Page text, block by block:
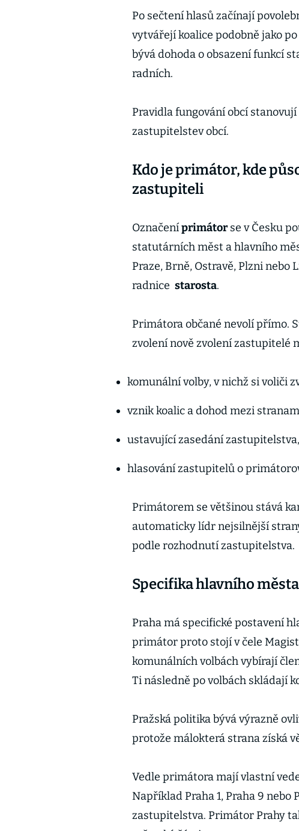
Po sečtení hlasů začínají
vytvářejí koalice podobně jako po
bývá dohoda o obsazení funkcí
radních.
Pravidla fungování obcí stanovují
zastupitelstev obcí.
Kdo je primátor, kde
zastupiteli
Označeníprimátorse v Česku
statutárních měst a hlavního
Praze, Brně, Ostravě, Plzni nebo
radnice starosta.
Primátora občané nevolí přímo.
zvolení nově zvolení zastupitelé
komunální volby, v nichž si voliči
vznik koalic a dohod mezi
ustavující zasedání zastupitelstva,
hlasování zastupitelů o
Primátorem se většinou stává
automaticky lídr nejsilnější
podle rozhodnutí zastupitelstva.
Specifika hlavního
Praha má specifické postavení
primátor proto stojí v čele
komunálních volbách vybírají
Ti následně po volbách skládají
Pražská politika bývá výrazně
protože málokterá strana získá
Vedle primátora mají vlastní
Například Praha 1, Praha 9 nebo
zastupitelstva. Primátor Prahy